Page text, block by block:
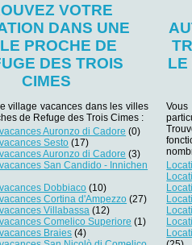
VOTRE
DANS UNE
PROCHE DE
DES TROIS
CIMES
village vacances dans les villes
de Refuge des Trois Cimes :
Auronzo di Cadore (0)
Sesto (17)
Auronzo di Cadore (3)
San Candido - Innichen
Dobbiaco (10)
Cortina d'Ampezzo (27)
Villabassa (12)
Comelico Superiore (1)
Braies (4)
LE